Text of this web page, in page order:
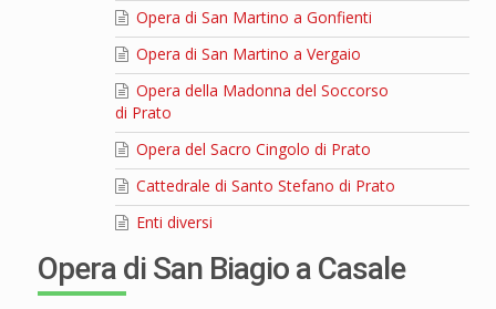
Opera di San Martino a Gonfienti
Opera di San Martino a Vergaio
Opera della Madonna del Soccorso
di Prato
Opera del Sacro Cingolo di Prato
Cattedrale di Santo Stefano di Prato
Enti diversi
Opera di San Biagio a Casale